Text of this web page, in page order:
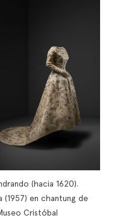
(hacia 1620).
en chantung de
Cristóbal